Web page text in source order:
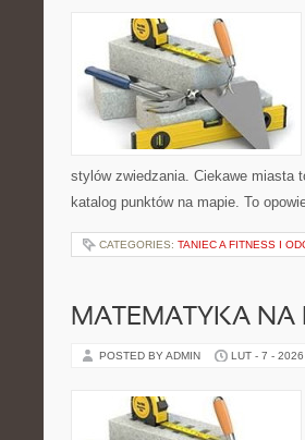
stylów zwiedzania. Ciekawe miasta
katalog punktów na mapie. To
CATEGORIES: TANIEC A FITNESS I
MATEMATYKA NA
POSTED BY ADMIN LUT - 7 - 2026